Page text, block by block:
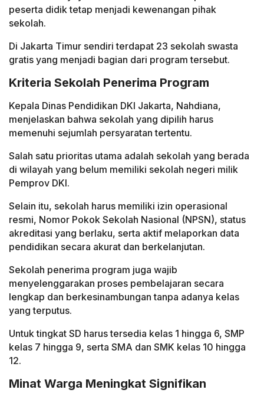
peserta didik tetap menjadi kewenangan pihak
sekolah.
Di Jakarta Timur sendiri terdapat 23 sekolah swasta
gratis yang menjadi bagian dari program tersebut.
Kriteria Sekolah Penerima Program
Kepala Dinas Pendidikan DKI Jakarta, Nahdiana,
menjelaskan bahwa sekolah yang dipilih harus
memenuhi sejumlah persyaratan tertentu.
Salah satu prioritas utama adalah sekolah yang berada
di wilayah yang belum memiliki sekolah negeri milik
Pemprov DKI.
Selain itu, sekolah harus memiliki izin operasional
resmi, Nomor Pokok Sekolah Nasional (NPSN), status
akreditasi yang berlaku, serta aktif melaporkan data
pendidikan secara akurat dan berkelanjutan.
Sekolah penerima program juga wajib
menyelenggarakan proses pembelajaran secara
lengkap dan berkesinambungan tanpa adanya kelas
yang terputus.
Untuk tingkat SD harus tersedia kelas 1 hingga 6, SMP
kelas 7 hingga 9, serta SMA dan SMK kelas 10 hingga
12.
Minat Warga Meningkat Signifikan